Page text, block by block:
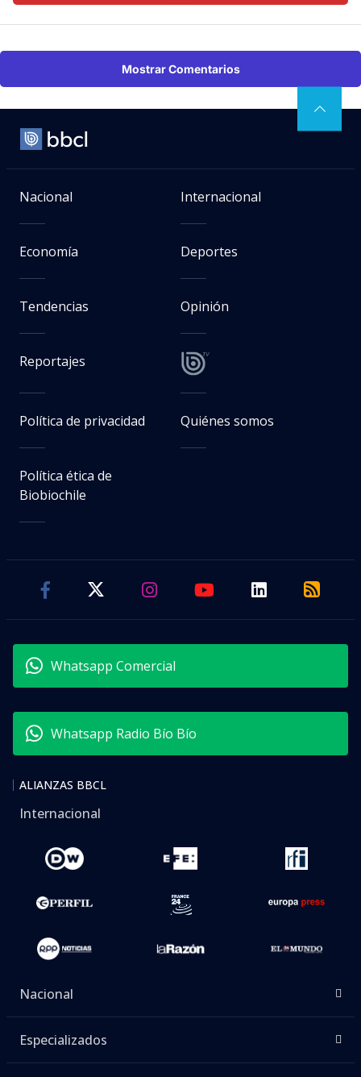
Mostrar Comentarios
Nacional Internacional
Economía Deportes
Tendencias Opinión
Reportajes
Política de privacidad Quiénes somos
Política ética de
Biobiochile
Whatsapp Comercial
Whatsapp Radio Bío Bío
ALIANZAS BBCL
Internacional
Nacional
Especializados